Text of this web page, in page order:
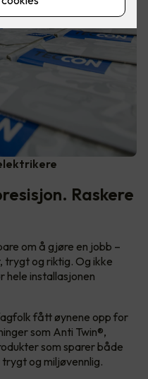
Raskere
om å gjøre en jobb –
trygt og riktig. Og ikke
hele installasjonen
fått øynene opp for
som Anti Twin®,
som sparer både
og miljøvennlig.